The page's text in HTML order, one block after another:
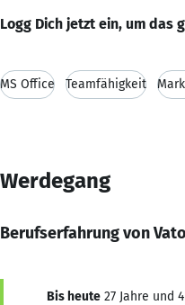
Logg Dich jetzt ein, um das
MS Office Teamfähigkeit
Werdegang
Berufserfahrung von
Bis heute 27 Jahre und